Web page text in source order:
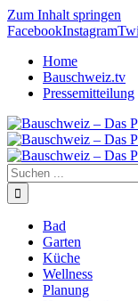
Zum Inhalt springen
FacebookInstagram
Home
Bauschweiz.tv
Pressemitteilung
Bad
Garten
Küche
Wellness
Planung